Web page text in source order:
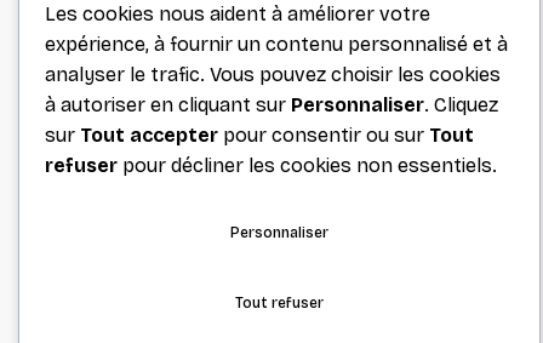
Les cookies nous aident à améliorer votre
expérience, à fournir un contenu personnalisé et à
analyser le trafic. Vous pouvez choisir les cookies
à autoriser en cliquant sur Personnaliser. Cliquez
sur Tout accepter pour consentir ou sur Tout
refuser pour décliner les cookies non essentiels.
Personnaliser
Tout refuser